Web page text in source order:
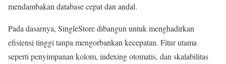
mendambakan database cepat dan andal.
Pada dasarnya, SingleStore dibangun untuk menghadirkan
efisiensi tinggi tanpa mengorbankan kecepatan. Fitur utama
seperti penyimpanan kolom, indexing otomatis, dan skalabilitas